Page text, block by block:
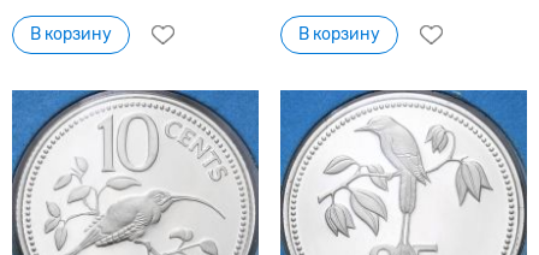
В корзину В корзину